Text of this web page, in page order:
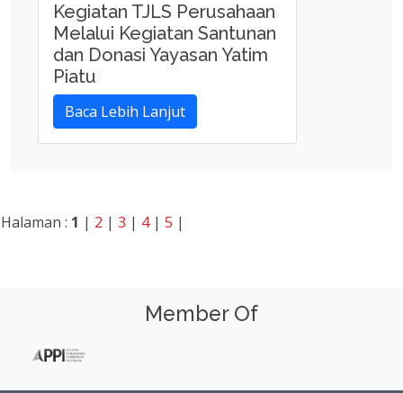
Kegiatan TJLS Perusahaan
Melalui Kegiatan Santunan
dan Donasi Yayasan Yatim
Piatu
Baca Lebih Lanjut
Halaman : 1 | 2 | 3 | 4| 5 |
Member Of